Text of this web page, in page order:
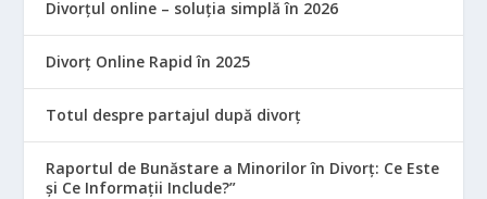
Divorțul online – soluția simplă în 2026
Divorț Online Rapid în 2025
Totul despre partajul după divorț
Raportul de Bunăstare a Minorilor în Divorț: Ce Este
și Ce Informații Include?”